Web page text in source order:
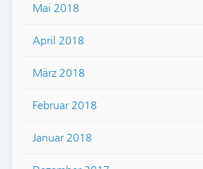
Mai 2018
April 2018
März 2018
Februar 2018
Januar 2018